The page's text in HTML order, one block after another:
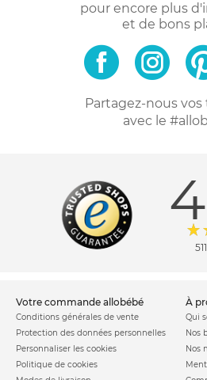
pour encore plus
et de bons
Partagez-nous
avec le
votre commande allobébé
Conditions générales de vente
Protection des données personnelles
Personnaliser les cookies
Politique de cookies
à
Qui
Nos
Nos